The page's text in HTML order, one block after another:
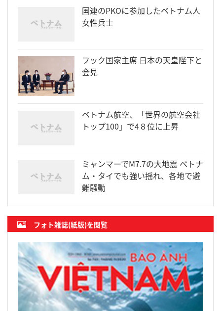
国連のPKOに参加したベトナム人
女性兵士
フック国家主席 日本の天皇陛下と
会見
ベトナム航空、「世界の航空会社
トップ100」で4８位に上昇
ミャンマーでM7.7の大地震 ベトナ
ム・タイでも強い揺れ、各地で避
難騒動
フォト雑誌(紙版)を閲覧